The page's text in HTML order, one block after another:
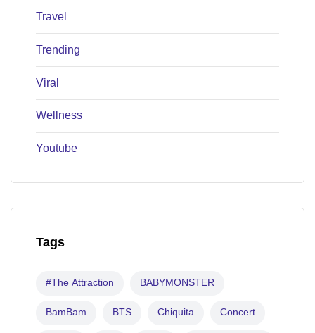
Travel
Trending
Viral
Wellness
Youtube
Tags
#The Attraction BABYMONSTER
BamBam BTS Chiquita Concert